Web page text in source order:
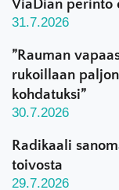
ViaDian perintö
31.7.2026
”Rauman
rukoillaan
kohdatuksi”
30.7.2026
Radikaali
toivosta
29.7.2026